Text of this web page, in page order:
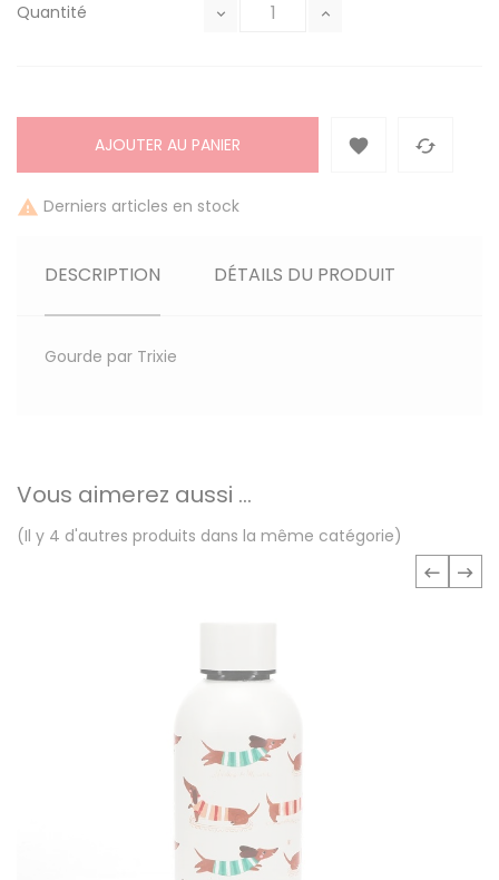
Quantité
AJOUTER AU PANIER  
 Derniers articles en stock
DESCRIPTION DÉTAILS DU PRODUIT
Gourde par Trixie
Vous aimerez aussi ...
(Il y 4 d'autres produits dans la même catégorie)